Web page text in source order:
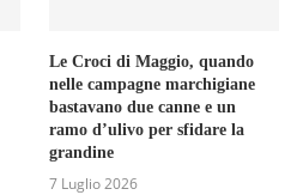
Le Croci di Maggio, quando
nelle campagne marchigiane
bastavano due canne e un
ramo d’ulivo per sfidare la
grandine
7 Luglio 2026